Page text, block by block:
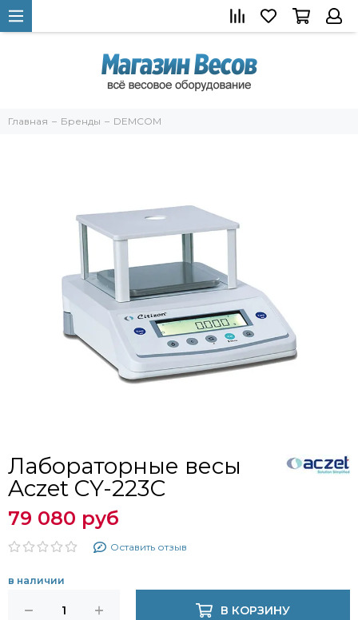
Главная Бренды DEMCOM
Лабораторные весы
Aczet CY-223С
79 080 руб
Оставить отзыв
в наличии
В КОРЗИНУ